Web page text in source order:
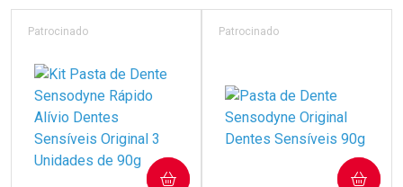
Patrocinado
COMPRAR
Patrocinado
COMPRAR